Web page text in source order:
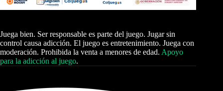
Juega bien. Ser responsable es parte del juego. Jugar sin
control causa adicción. El juego es entretenimiento. Juega con
moderación. Prohibida la venta a menores de edad. Apoyo
para la adicción al juego.